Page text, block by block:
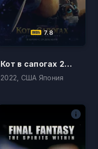
7.8
Кот в сапогах 2: Последнее желание
2022, США Япония